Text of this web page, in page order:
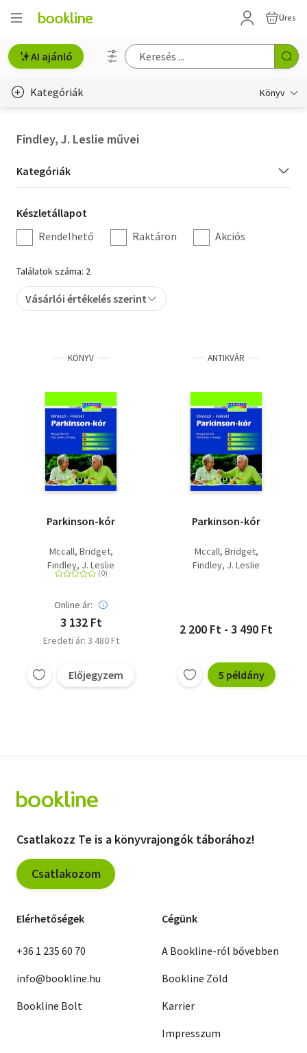
Üres
AI ajánló
Kategóriák Könyv
Hobbi, szabadidő
Irodalom
Művészet
Szakkönyv
Tankönyv, segédkönyv
Társadalomtudomány
Természettudomány
Findley, J. Leslie művei
Kategória
szűrés
Kategóriák
Készletállapot
szűrés
Készletállapot
Rendelhető
Raktáron Akciós
Találatok száma: 2
Vásárlói értékelés szerint
KÖNYV
Parkinson-kór
Mccall, Bridget
Findley, J. Leslie
Online ár:
3 132 Ft
Eredeti ár: 3 480 Ft
Előjegyzem
ANTIKVÁR
Parkinson-kór
Mccall, Bridget
Findley, J. Leslie
2 200 Ft - 3 490 Ft
5 példány
Csatlakozz Te is a könyvrajongók táborához!
Csatlakozom
Elérhetőségek
+36 1 235 60 70
info@bookline.hu
Bookline Bolt
Cégünk
A Bookline-ról bővebben
Bookline Zöld
Karrier
Impresszum